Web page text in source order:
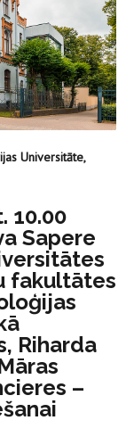
Universitāte,
10.00
Sapere
fakultātes
Riharda
–